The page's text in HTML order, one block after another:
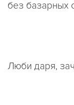
без базарных
Люби даря,